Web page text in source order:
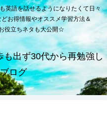
英語を話せるようになりたくて日々
お得情報やオススメ学習方法＆
役立ちネタも大公開☆
出ず30代から再勉強し
ログ